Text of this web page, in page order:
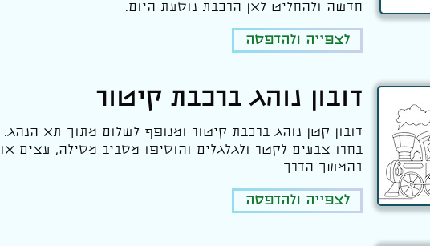
חדשה ולהחליט לאן הרכבת נוסעת היום.
לצפייה ולהדפסה
דובון נוהג ברכבת קיטור
דובון קטן נוהג ברכבת קיטור ומנופף לשלום מתוך תא
בחרו צבעים לקטר ולגלגלים והוסיפו מסביב מסילה,
בהמשך הדרך.
לצפייה ולהדפסה